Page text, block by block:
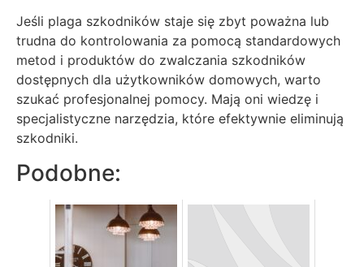
Jeśli plaga szkodników staje się zbyt poważna lub
trudna do kontrolowania za pomocą standardowych
metod i produktów do zwalczania szkodników
dostępnych dla użytkowników domowych, warto
szukać profesjonalnej pomocy. Mają oni wiedzę i
specjalistyczne narzędzia, które efektywnie eliminują
szkodniki.
Podobne: